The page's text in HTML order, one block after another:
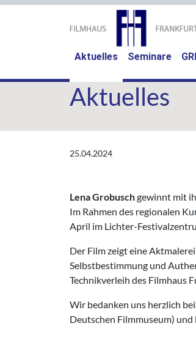
Aktuelles(current)
Seminare
Aktuelles
25.04.2024
Lena Grobuschgewinnt mit
Im Rahmen des regionalen
April im Lichter-
Der Film zeigt eine
Selbstbestimmung und
Technikverleih des Filmhaus
Wir bedanken uns herzlich
Deutschen Filmmuseum)